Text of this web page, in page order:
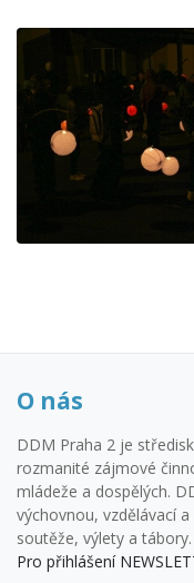
O nás
DDM Praha 2 je
rozmanité zájmové
mládeže a dospělých.
výchovnou, vzdělávací
soutěže, výlety a tábory.
Pro přihlášení